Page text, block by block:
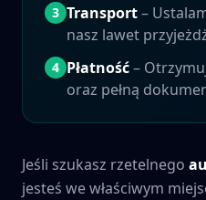
3 Transport–
nasz lawet
4 Płatność–
oraz pełną
Jeśli szukasz rzetelnego
jesteś we właściwym